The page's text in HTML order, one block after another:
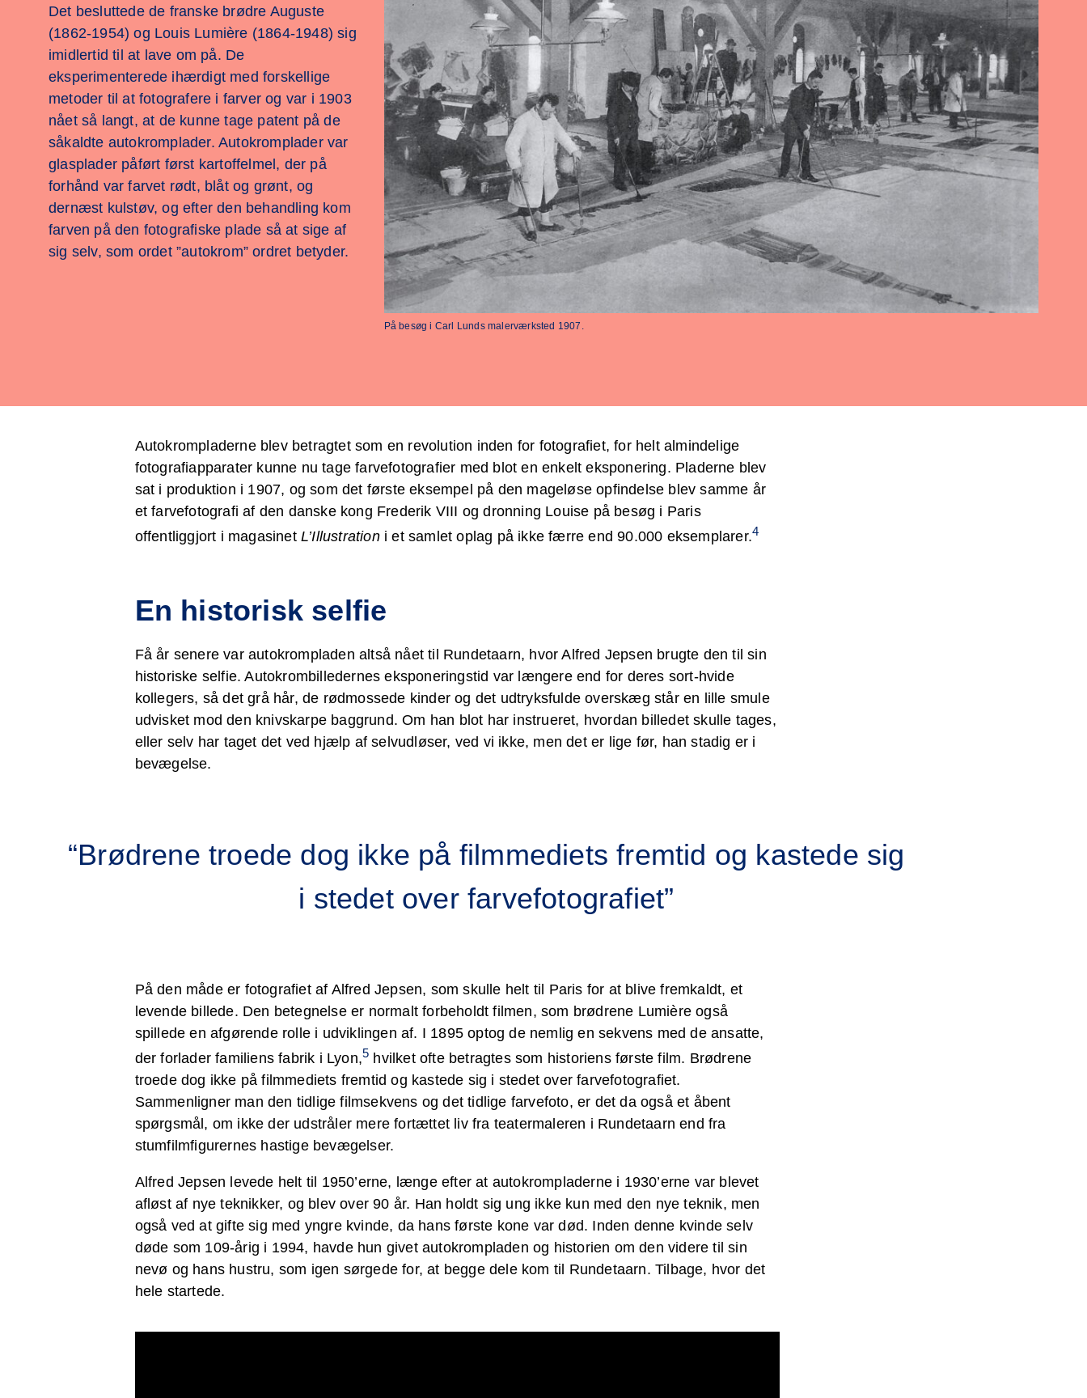
På besøg i Carl Lunds malerværksted 1907.
Det besluttede de franske brødre Auguste
(1862-1954) og Louis Lumière (1864-1948) sig
imidlertid til at lave om på. De
eksperimenterede ihærdigt med forskellige
metoder til at fotografere i farver og var i 1903
nået så langt, at de kunne tage patent på de
såkaldte autokromplader. Autokromplader var
glasplader påført først kartoffelmel, der på
forhånd var farvet rødt, blåt og grønt, og
dernæst kulstøv, og efter den behandling kom
farven på den fotografiske plade så at sige af
sig selv, som ordet ”autokrom” ordret betyder.
Autokrompladerne blev betragtet som en revolution inden for fotografiet, for helt almindelige
fotografiapparater kunne nu tage farvefotografier med blot en enkelt eksponering. Pladerne blev
sat i produktion i 1907, og som det første eksempel på den mageløse opfindelse blev samme år
et farvefotografi af den danske kong Frederik VIII og dronning Louise på besøg i Paris
offentliggjort i magasinetL’Illustrationi et samlet oplag på ikke færre end 90.000 eksemplarer.4
En historisk selfie
Få år senere var autokrompladen altså nået til Rundetaarn, hvor Alfred Jepsen brugte den til sin
historiske selfie. Autokrombilledernes eksponeringstid var længere end for deres sort-hvide
kollegers, så det grå hår, de rødmossede kinder og det udtryksfulde overskæg står en lille smule
udvisket mod den knivskarpe baggrund. Om han blot har instrueret, hvordan billedet skulle tages,
eller selv har taget det ved hjælp af selvudløser, ved vi ikke, men det er lige før, han stadig er i
bevægelse.
“Brødrene troede dog ikke på filmmediets fremtid og kastede sig
i stedet over farvefotografiet”
På den måde er fotografiet af Alfred Jepsen, som skulle helt til Paris for at blive fremkaldt, et
levende billede. Den betegnelse er normalt forbeholdt filmen, som brødrene Lumière også
spillede en afgørende rolle i udviklingen af. I 1895 optog de nemlig en sekvens med de ansatte,
der forlader familiens fabrik i Lyon,5 hvilket ofte betragtes som historiens første film. Brødrene
troede dog ikke på filmmediets fremtid og kastede sig i stedet over farvefotografiet.
Sammenligner man den tidlige filmsekvens og det tidlige farvefoto, er det da også et åbent
spørgsmål, om ikke der udstråler mere fortættet liv fra teatermaleren i Rundetaarn end fra
stumfilmfigurernes hastige bevægelser.
Alfred Jepsen levede helt til 1950’erne, længe efter at autokrompladerne i 1930’erne var blevet
afløst af nye teknikker, og blev over 90 år. Han holdt sig ung ikke kun med den nye teknik, men
også ved at gifte sig med yngre kvinde, da hans første kone var død. Inden denne kvinde selv
døde som 109-årig i 1994, havde hun givet autokrompladen og historien om den videre til sin
nevø og hans hustru, som igen sørgede for, at begge dele kom til Rundetaarn. Tilbage, hvor det
hele startede.